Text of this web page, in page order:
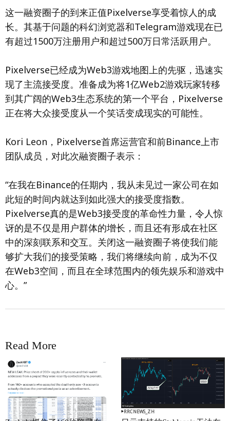
这一融资圈子的到来正值Pixelverse享受着惊人的成
长。其基于问题的科幻浏览器和Telegram游戏现在已
有超过1500万注册用户和超过500万日常活跃用户。
Pixelverse已经成为Web3游戏地图上的先驱，迅速实
现了主流接受度。准备成为将1亿Web2游戏玩家转移
到其广阔的Web3生态系统的第一个平台，Pixelverse
正在将大众接受度从一个笑话变成现实的可能性。
Kori Leon，Pixelverse首席运营官和前Binance上市
团队成员，对此次融资圈子表示：
“在我在Binance的任期内，我从未见过一家公司在如
此短的时间内就达到如此强大的接受度指数。
Pixelverse真的是Web3接受度的革命性力量，令人惊
讶的是不仅是用户群体的增长，而且还有形成在社区
中的深刻联系和交互。关闭这一融资圈子将使我们能
够扩大我们的接受策略，我们将继续向前，成为不仅
在Web3空间，而且在全球范围内的领先娱乐和游戏中
心。”
Read More
RRCNEWS_ZH RRCNEWS_ZH